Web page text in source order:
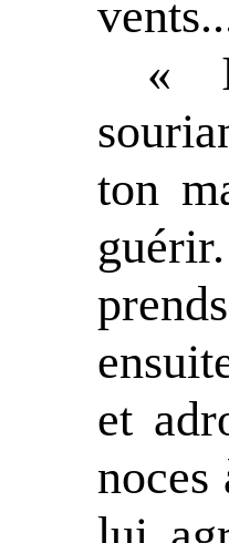
«
ton
et